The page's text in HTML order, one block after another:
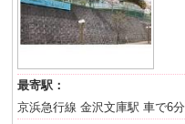
最寄駅：
京浜急行線 金沢文庫駅 車で6分